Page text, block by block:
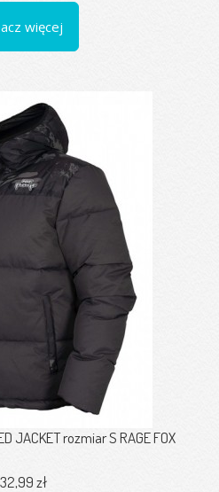
więcej
JACKET rozmiar S RAGE FOX
zł